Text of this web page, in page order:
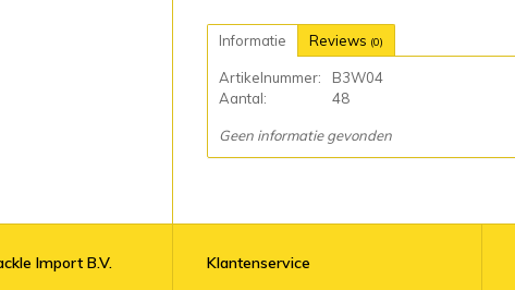
Informatie Reviews (0)
Artikelnummer:
B3W04
Aantal:
48
Geen informatie gevonden
Import B.V. Klantenservice